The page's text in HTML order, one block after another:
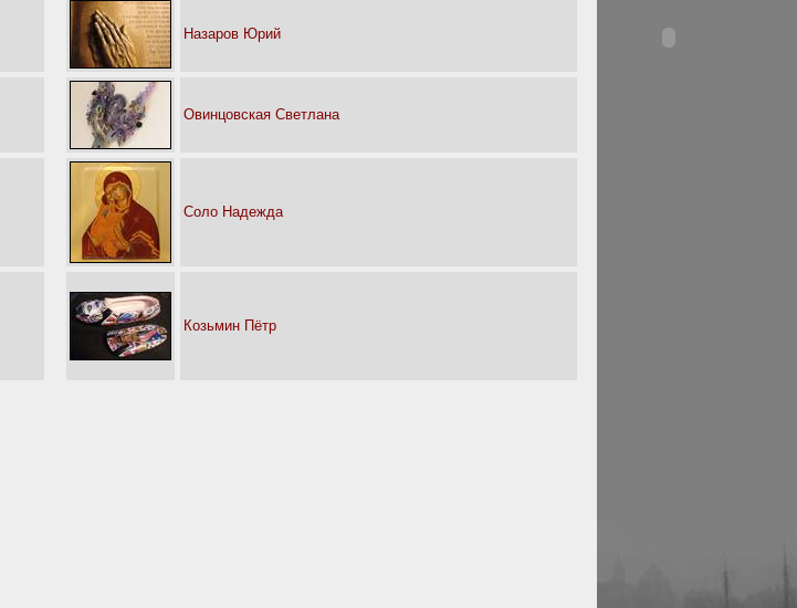
Назаров Юрий
Овинцовская Светлана
Соло Надежда
Козьмин Пётр